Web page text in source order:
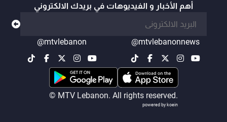
أهم الأخبار و الفيديوهات في بريدك الالكتروني
@mtvlebanonnews
@mtvlebanon
© MTV Lebanon. All rights reserved.
powered by koein